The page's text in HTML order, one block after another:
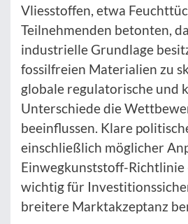
Vliesstoffen, etwa
Teilnehmenden betonten,
industrielle Grundlage
fossilfreien Materialien zu
globale regulatorische und
Unterschiede die
beeinflussen. Klare
einschließlich möglicher
Einwegkunststoff-Richtlinie
wichtig für
breitere Marktakzeptanz